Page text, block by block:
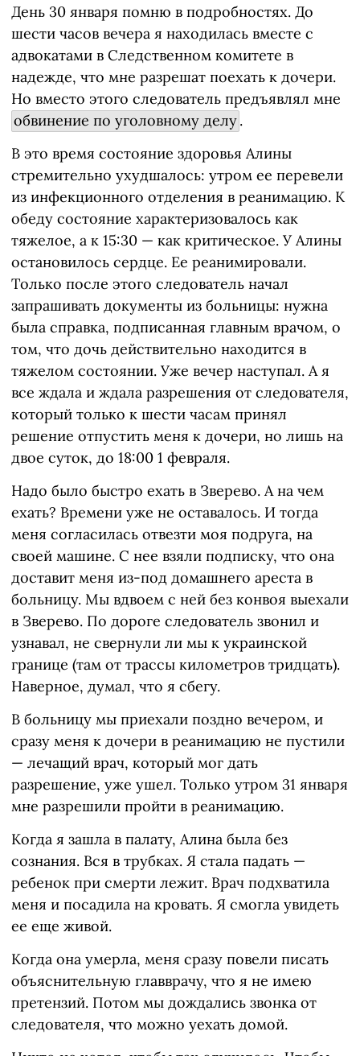
День 30 января помню в подробностях. До
шести часов вечера я находилась вместе с
адвокатами в Следственном комитете в
надежде, что мне разрешат поехать к дочери.
Но вместо этого следователь предъявлял мне
обвинение по уголовному делу.
В это время состояние здоровья Алины
стремительно ухудшалось: утром ее перевели
из инфекционного отделения в реанимацию. К
обеду состояние характеризовалось как
тяжелое, а к 15:30 — как критическое. У Алины
остановилось сердце. Ее реанимировали.
Только после этого следователь начал
запрашивать документы из больницы: нужна
была справка, подписанная главным врачом, о
том, что дочь действительно находится в
тяжелом состоянии. Уже вечер наступал. А я
все ждала и ждала разрешения от следователя,
который только к шести часам принял
решение отпустить меня к дочери, но лишь на
двое суток, до 18:00 1 февраля.
Надо было быстро ехать в Зверево. А на чем
ехать? Времени уже не оставалось. И тогда
меня согласилась отвезти моя подруга, на
своей машине. С нее взяли подписку, что она
доставит меня из-под домашнего ареста в
больницу. Мы вдвоем с ней без конвоя выехали
в Зверево. По дороге следователь звонил и
узнавал, не свернули ли мы к украинской
границе (там от трассы километров тридцать).
Наверное, думал, что я сбегу.
В больницу мы приехали поздно вечером, и
сразу меня к дочери в реанимацию не пустили
— лечащий врач, который мог дать
разрешение, уже ушел. Только утром 31 января
мне разрешили пройти в реанимацию.
Когда я зашла в палату, Алина была без
сознания. Вся в трубках. Я стала падать —
ребенок при смерти лежит. Врач подхватила
меня и посадила на кровать. Я смогла увидеть
ее еще живой.
Когда она умерла, меня сразу повели писать
объяснительную главврачу, что я не имею
претензий. Потом мы дождались звонка от
следователя, что можно уехать домой.